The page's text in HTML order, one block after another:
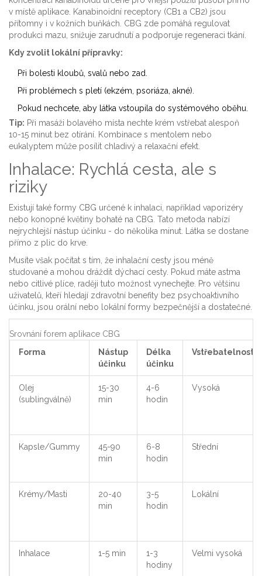
v místě aplikace. Kanabinoidní receptory (CB1 a CB2) jsou
přítomny i v kožních buňkách. CBG zde pomáhá regulovat
produkci mazu, snižuje zarudnutí a podporuje regeneraci tkání.
Kdy zvolit lokální přípravky:
Při bolesti kloubů, svalů nebo zad.
Při problémech s pletí (ekzém, psoriáza, akné).
Pokud nechcete, aby látka vstoupila do systémového oběhu.
Tip: Při masáži bolavého místa nechte krém vstřebat alespoň
10-15 minut bez otírání. Kombinace s mentolem nebo
eukalyptem může posílit chladivý a relaxační efekt.
Inhalace: Rychlá cesta, ale s
riziky
Existují také formy CBG určené k inhalaci, například vaporizéry
nebo konopné květiny bohaté na CBG. Tato metoda nabízí
nejrychlejší nástup účinku - do několika minut. Látka se dostane
přímo z plic do krve.
Musíte však počítat s tím, že inhalační cesty jsou méně
studované a mohou dráždit dýchací cesty. Pokud máte astma
nebo citlivé plíce, raději tuto možnost vynechejte. Pro většinu
uživatelů, kteří hledají zdravotní benefity bez psychoaktivního
účinku, jsou orální nebo lokální formy bezpečnější a dostatečné.
Srovnání forem aplikace CBG
Forma
Nástup
účinku
Délka
účinku
Vstřebatelnost
Olej
(sublingválně)
15-30
min
4-6
hodin
Vysoká
Kapsle/Gummy
45-90
min
6-8
hodin
Střední
Krémy/Masti
20-40
min
3-5
hodin
Lokální
Inhalace 1-5 min
1-3
hodiny
Velmi vysoká